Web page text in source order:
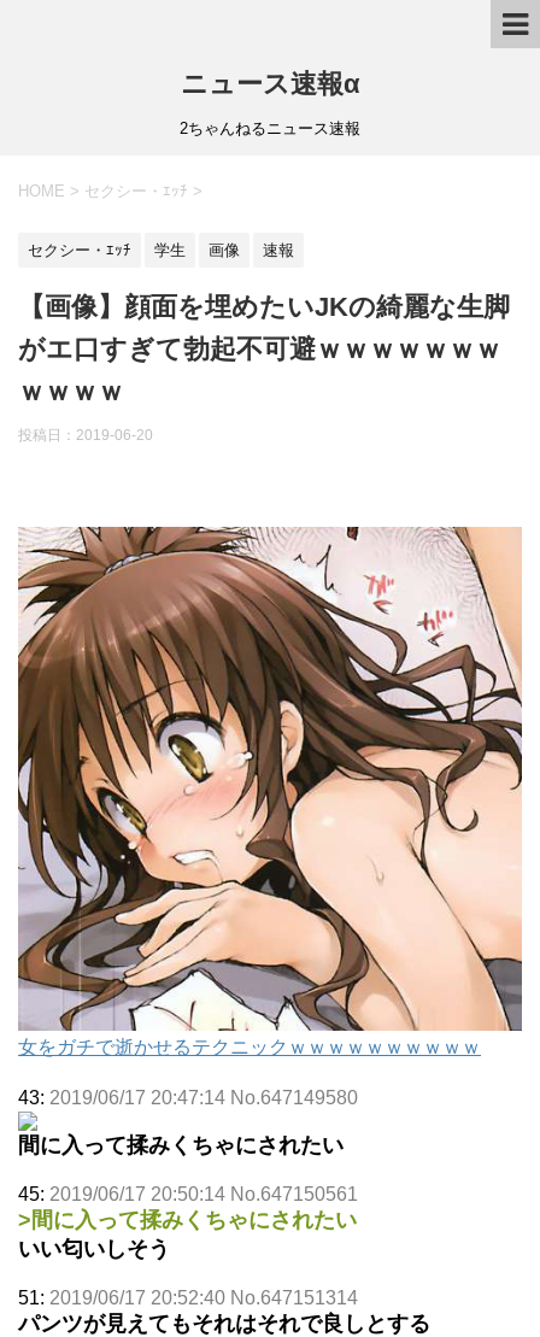
ニュース速報α
2ちゃんねるニュース速報
HOME > セクシー・ｴｯﾁ >
セクシー・ｴｯﾁ 学生 画像 速報
【画像】顔面を埋めたいJKの綺麗な生脚
がエ口すぎて勃起不可避ｗｗｗｗｗｗｗ
ｗｗｗｗ
投稿日： 2019-06-20
女をガチで逝かせるテクニックｗｗｗｗｗｗｗｗｗｗ
43: 2019/06/17 20:47:14 No.647149580
間に入って揉みくちゃにされたい
45: 2019/06/17 20:50:14 No.647150561
>間に入って揉みくちゃにされたい
いい匂いしそう
51: 2019/06/17 20:52:40 No.647151314
パンツが見えてもそれはそれで良しとする